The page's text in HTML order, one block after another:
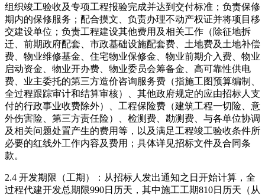
组织竣工验收及专项工程报验完成并达到交付标准；负责保修
期内的保修服务；配合摸文、负责办理不动产权证并将项目移
交建设单位；负责工程建设其他费用及相关工作（除征地拆
迁、前期政府配套、市政基础设施配套费、土地费及土地补偿
费、物业维修基金、住宅物业保修金、物业前期介入费、物业
启动资金、物业开办费、物业委员会筹备金、高可靠性供电
费、业主委托的第三方造价咨询服务费（指施工图预算编制、
全过程跟踪审计和结算审核）、其他政府规定的应由招标人支
付的行政事业收费除外）、工程保险费（建筑工程一切险、意
外伤害险、第三方责任险）、检测费、勘测费、与各单位协调
及相关问题处置产生的费用等，以及满足工程竣工验收条件所
必要的红线外工作内容及费用；具体详见招标文件及合同条
款。
2.4 开发期限（工期）：从招标人发出通知之日开始计算，全
过程代建开发总期限990日历天，其中施工工期810日历天（从